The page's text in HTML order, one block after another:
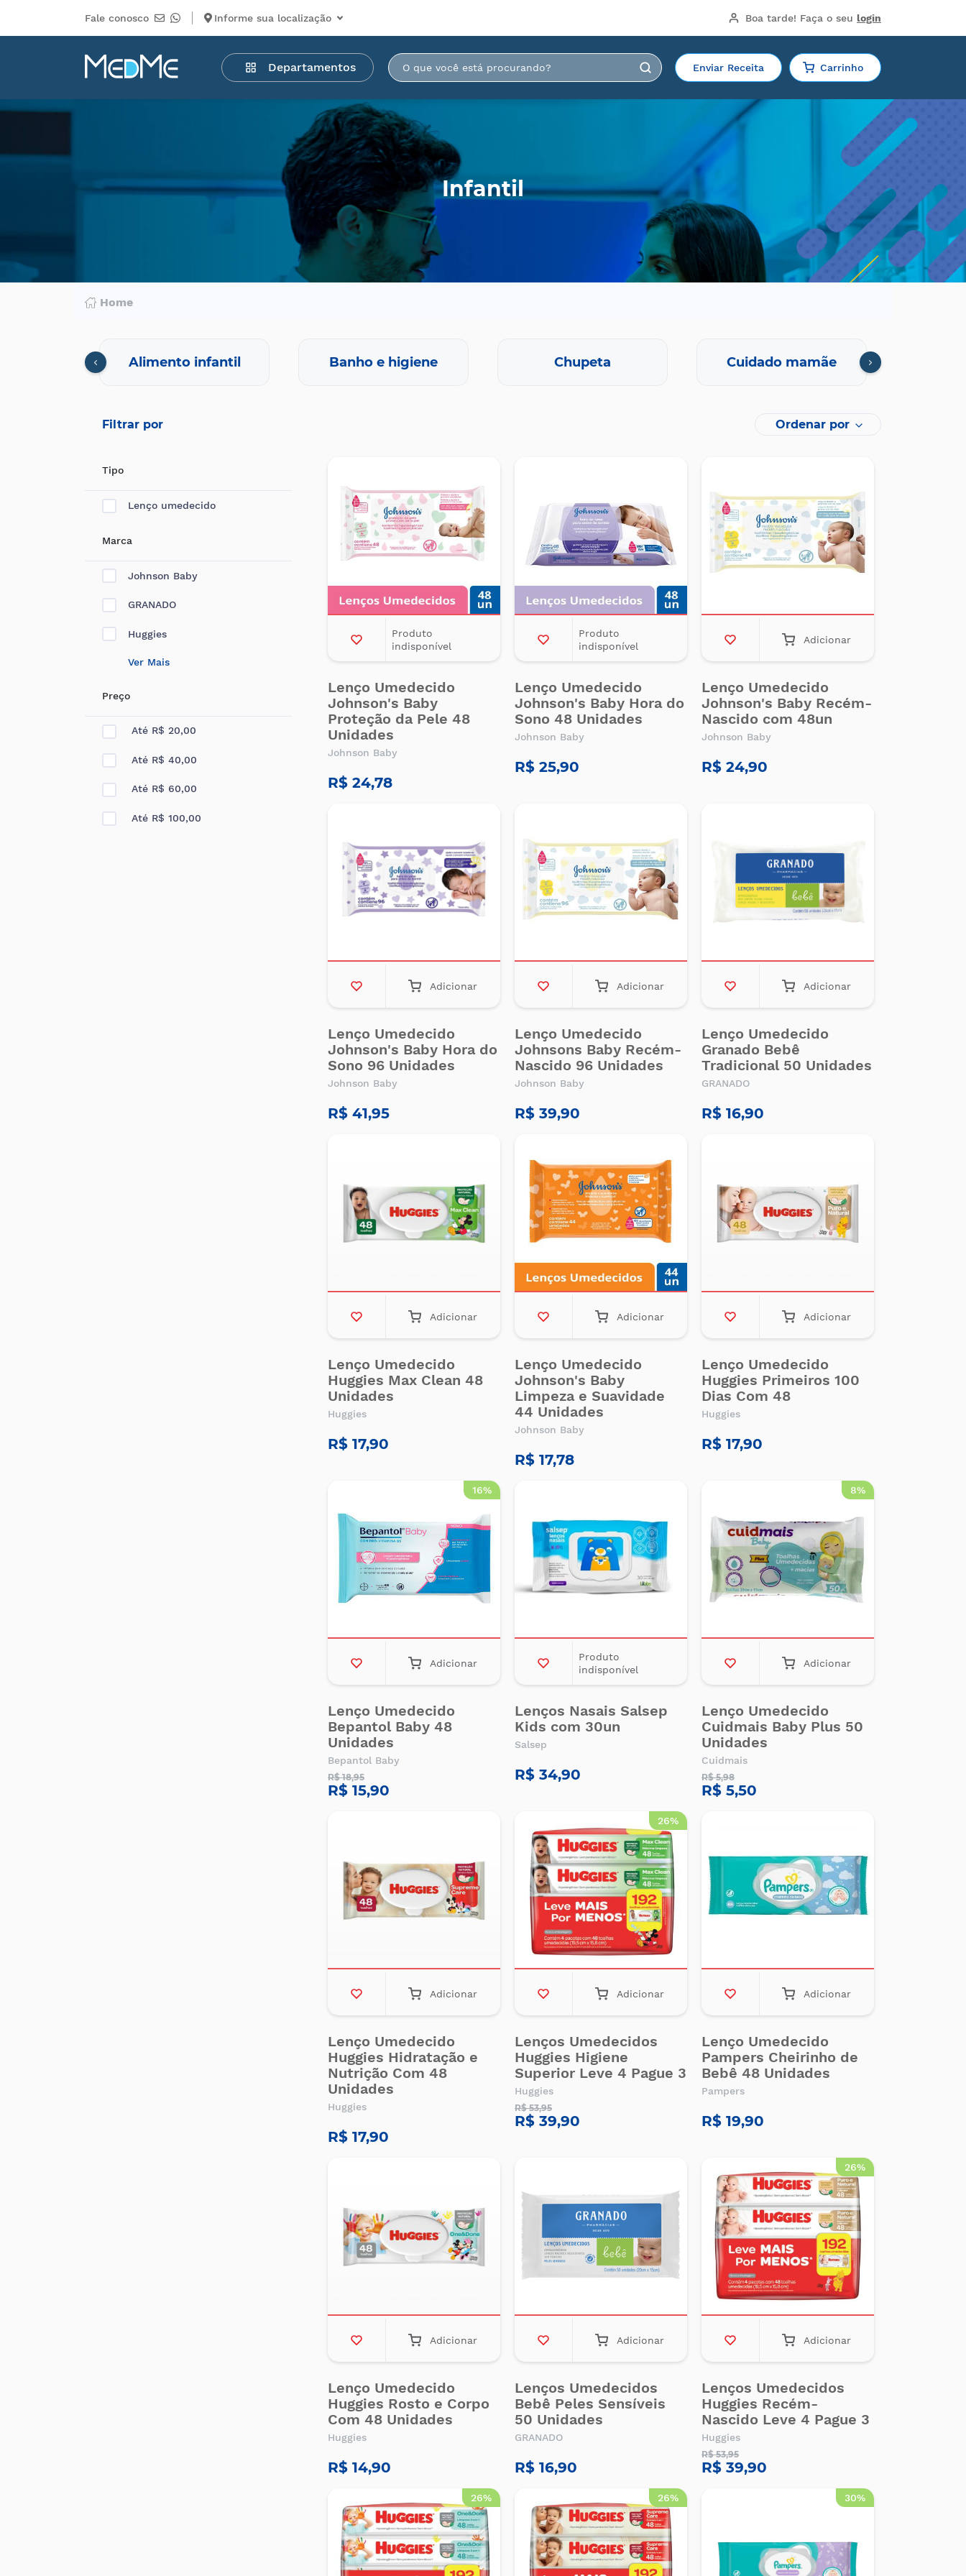
Fale conosco Informe sua localização Boa tarde! Faça o seu login
Departamentos Enviar Receita Carrinho
Departamentos
Medicamentos
Higiene
pessoal
Mercearia
Serviços
Infantil
Home
Alimento infantil Banho e higiene Chupeta Cuidado mamãe
Filtrar por Ordenar por
Tipo
Lenço umedecido
Marca
Johnson Baby
GRANADO
Huggies
Ver Mais
Preço
Até R$ 20,00
Até R$ 40,00
Até R$ 60,00
Até R$ 100,00
Produto
indisponível
Lenço Umedecido
Johnson's Baby
Proteção da Pele 48
Unidades
Johnson Baby
R$ 24,78
Produto
indisponível
Lenço Umedecido
Johnson's Baby Hora do
Sono 48 Unidades
Johnson Baby
R$ 25,90
Adicionar
Lenço Umedecido
Johnson's Baby Recém-
Nascido com 48un
Johnson Baby
R$ 24,90
Adicionar
Lenço Umedecido
Johnson's Baby Hora do
Sono 96 Unidades
Johnson Baby
R$ 41,95
Adicionar
Lenço Umedecido
Johnsons Baby Recém-
Nascido 96 Unidades
Johnson Baby
R$ 39,90
Adicionar
Lenço Umedecido
Granado Bebê
Tradicional 50 Unidades
GRANADO
R$ 16,90
Adicionar
Lenço Umedecido
Huggies Max Clean 48
Unidades
Huggies
R$ 17,90
Adicionar
Lenço Umedecido
Johnson's Baby
Limpeza e Suavidade
44 Unidades
Johnson Baby
R$ 17,78
Adicionar
Lenço Umedecido
Huggies Primeiros 100
Dias Com 48
Huggies
R$ 17,90
16%
Adicionar
Lenço Umedecido
Bepantol Baby 48
Unidades
Bepantol Baby
R$ 18,95
R$ 15,90
Produto
indisponível
Lenços Nasais Salsep
Kids com 30un
Salsep
R$ 34,90
8%
Adicionar
Lenço Umedecido
Cuidmais Baby Plus 50
Unidades
Cuidmais
R$ 5,98
R$ 5,50
Adicionar
Lenço Umedecido
Huggies Hidratação e
Nutrição Com 48
Unidades
Huggies
R$ 17,90
26%
Adicionar
Lenços Umedecidos
Huggies Higiene
Superior Leve 4 Pague 3
Huggies
R$ 53,95
R$ 39,90
Adicionar
Lenço Umedecido
Pampers Cheirinho de
Bebê 48 Unidades
Pampers
R$ 19,90
Adicionar
Lenço Umedecido
Huggies Rosto e Corpo
Com 48 Unidades
Huggies
R$ 14,90
Adicionar
Lenços Umedecidos
Bebê Peles Sensíveis
50 Unidades
GRANADO
R$ 16,90
26%
Adicionar
Lenços Umedecidos
Huggies Recém-
Nascido Leve 4 Pague 3
Huggies
R$ 53,95
R$ 39,90
26% 26% 30%